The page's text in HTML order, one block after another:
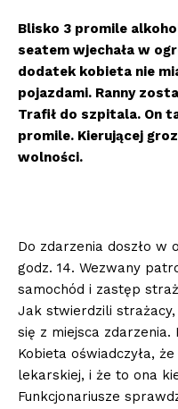
Blisko 3 promile
seatem wjechała w
dodatek kobieta nie
pojazdami. Ranny
Trafił do szpitala. On
promile. Kierującej
wolności.
Do zdarzenia doszło w
godz. 14. Wezwany
samochód i zastęp
Jak stwierdzili
się z miejsca zdarzenia.
Kobieta oświadczyła,
lekarskiej, i że to ona
Funkcjonariusze